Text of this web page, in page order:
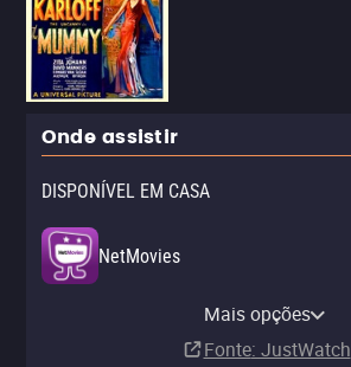
Onde assistir
DISPONÍVEL EM CASA
NetMovies
Mais opções
Fonte: JustWatch